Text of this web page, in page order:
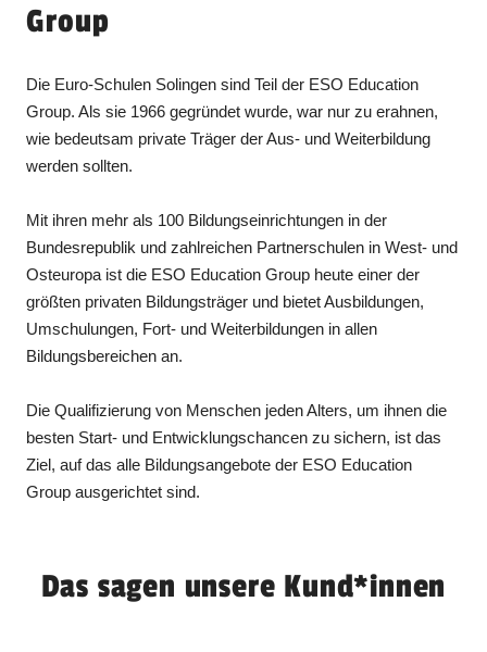
Group
Die Euro-Schulen Solingen sind Teil der ESO Education
Group. Als sie 1966 gegründet wurde, war nur zu erahnen,
wie bedeutsam private Träger der Aus- und Weiterbildung
werden sollten.
Mit ihren mehr als 100 Bildungseinrichtungen in der
Bundesrepublik und zahlreichen Partnerschulen in West- und
Osteuropa ist die ESO Education Group heute einer der
größten privaten Bildungsträger und bietet Ausbildungen,
Umschulungen, Fort- und Weiterbildungen in allen
Bildungsbereichen an.
Die Qualifizierung von Menschen jeden Alters, um ihnen die
besten Start- und Entwicklungschancen zu sichern, ist das
Ziel, auf das alle Bildungsangebote der ESO Education
Group ausgerichtet sind.
Das sagen unsere Kund*innen